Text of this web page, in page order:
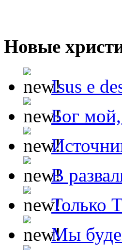
Новые
Isus e
Бог
В
Только
Мы